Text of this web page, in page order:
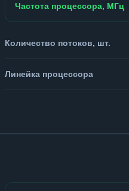
Частота процессора, МГц
Количество потоков, шт.
Линейка процессора